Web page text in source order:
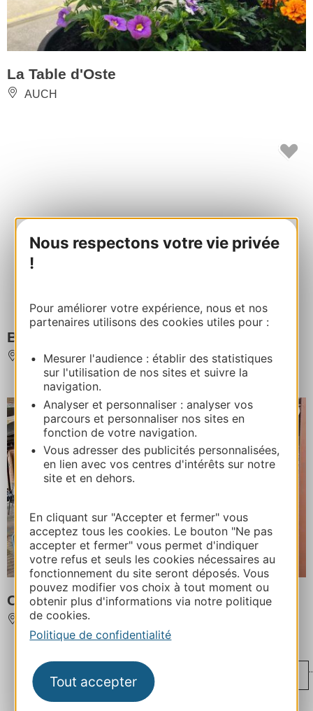
Nous respectons votre vie privée
!
Pour améliorer votre expérience, nous et nos
partenaires utilisons des cookies utiles pour :
Mesurer l'audience : établir des statistiques
sur l'utilisation de nos sites et suivre la
navigation.
Analyser et personnaliser : analyser vos
parcours et personnaliser nos sites en
fonction de votre navigation.
Vous adresser des publicités personnalisées,
en lien avec vos centres d'intérêts sur notre
site et en dehors.
En cliquant sur "Accepter et fermer" vous
acceptez tous les cookies. Le bouton "Ne pas
accepter et fermer" vous permet d'indiquer
votre refus et seuls les cookies nécessaires au
fonctionnement du site seront déposés. Vous
pouvez modifier vos choix à tout moment ou
obtenir plus d'informations via notre politique
de cookies.
Politique de confidentialité
Tout accepter
La Table d'Oste
AUCH
Bruno Restaurant
ALBI
Café Bourbon - Cuisine & vin
MONTAUBAN
15
45 73 ...